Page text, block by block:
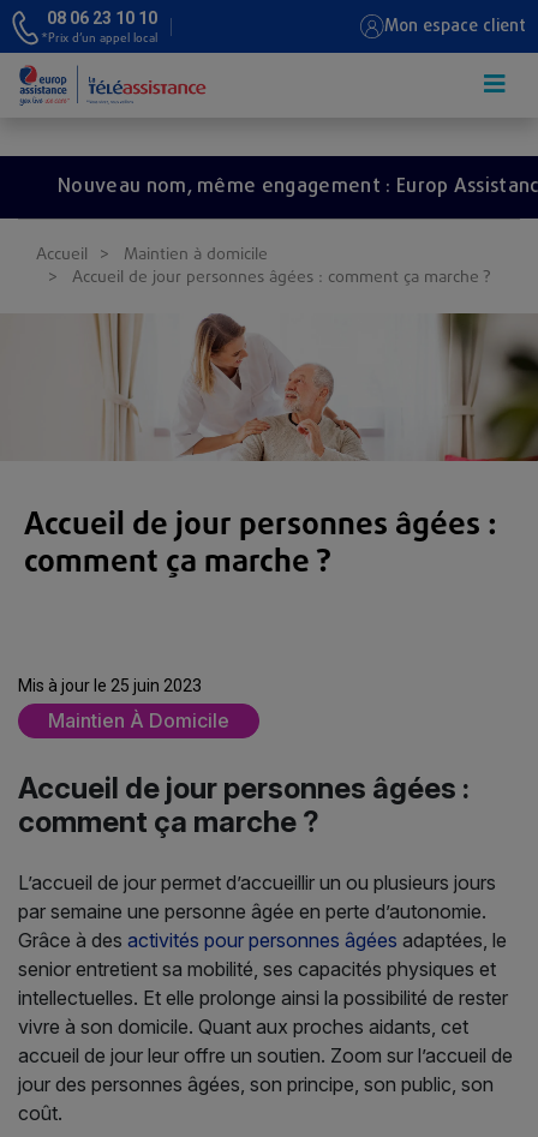
08 06 23 10 10
*Prix d’un appel local Mon espace client
Nouveau nom, même engagement : Europ Assistance
Accueil
Maintien à domicile
Accueil de jour personnes âgées : comment ça marche ?
Accueil de jour personnes âgées :
comment ça marche ?
Mis à jour le 25 juin 2023
Maintien À Domicile
Accueil de jour personnes âgées :
comment ça marche ?
L’accueil de jour permet d’accueillir un ou plusieurs jours
par semaine une personne âgée en perte d’autonomie.
Grâce à des activités pour personnes âgées adaptées, le
senior entretient sa mobilité, ses capacités physiques et
intellectuelles. Et elle prolonge ainsi la possibilité de rester
vivre à son domicile. Quant aux proches aidants, cet
accueil de jour leur offre un soutien. Zoom sur l’accueil de
jour des personnes âgées, son principe, son public, son
coût.